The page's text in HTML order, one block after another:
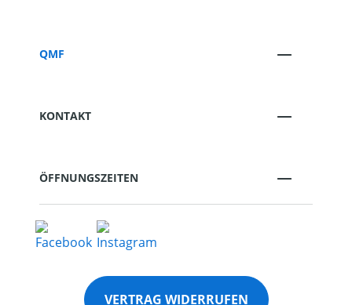
QMF
KONTAKT
ÖFFNUNGSZEITEN
VERTRAG WIDERRUFEN